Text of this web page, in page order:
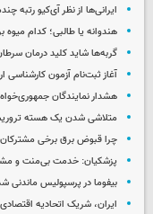
ایرانی‌ها از نظر آی‌کیو رتبه
هندوانه یا طالبی؛ کدام‌
گربه‌ها شاید کلید درمان
آغاز ثبت‌نام‌ آزمون کارشناسی
هشدار نمایندگان
متلاشی شدن یک هسته
چرا قبوض برق برخی
پزشکیان: خدمت بی‌منت و
بیفوما در پرسپولیس ماندنی
ایران، شریک اتحادیه